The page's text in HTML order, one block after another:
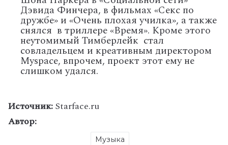
Дэвида Финчера, в фильмах «Секс по
дружбе» и «Очень плохая училка», а также
снялся в триллере «Время». Кроме этого
неутомимый Тимберлейк стал
совладельцем и креативным директором
Myspace, впрочем, проект этот ему не
слишком удался.
Источник:Starface.ru
Автор:
Музыка